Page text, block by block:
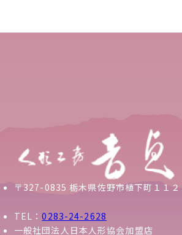
〒327-0835 栃木県佐野市植下町１１２
TEL：0283-24-2628
一般社団法人日本人形協会加盟店